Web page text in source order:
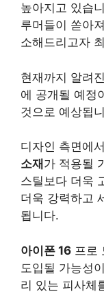
높아지고 있습
루머들이 쏟아
소해드리고자
현재까지 알려
에 공개될 예정
것으로 예상됩
디자인 측면에
소재 가 적용될
스틸보다 더욱
더욱 강력하고
됩니다.
아이폰 16 프로
도입될 가능성
리 있는 피사체